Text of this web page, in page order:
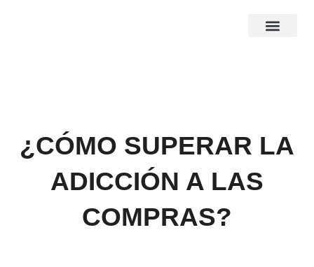
¿CÓMO SUPERAR LA
ADICCIÓN A LAS
COMPRAS?